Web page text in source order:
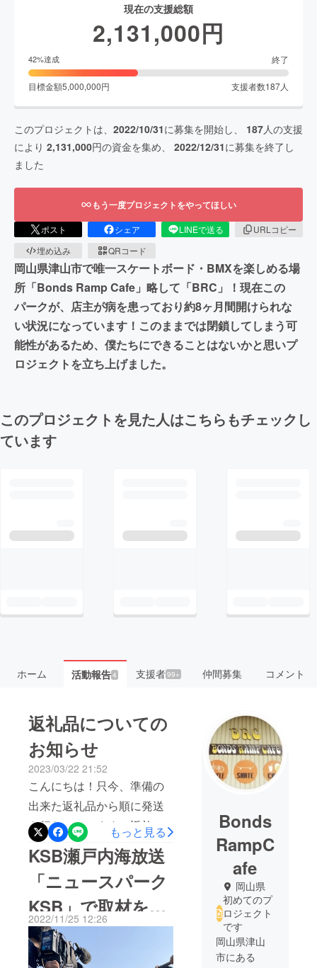
現在の支援総額
2,131,000円
42%達成 終了
目標金額5,000,000円 支援者数187人
このプロジェクトは、 2022/10/31に募集を開始し、 187人の支援
により 2,131,000円の資金を集め、 2022/12/31に募集を終了し
ました
もう一度プロジェクトをやってほしい
ポスト シェア LINEで送る
URLコピー
埋め込み
QRコード
岡山県津山市で唯一スケートボード・BMXを楽しめる場
所「Bonds Ramp Cafe」略して「BRC」！現在この
パークが、店主が病を患っており約8ヶ月間開けられな
い状況になっています！このままでは閉鎖してしまう可
能性があるため、僕たちにできることはないかと思いプ
ロジェクトを立ち上げました。
このプロジェクトを見た人はこちらもチェックし
ています
ホーム 活動報告4 支援者99+ 仲間募集 コメント
返礼品についての
お知らせ
2023/03/22 21:52
こんにちは！只今、準備の
出来た返礼品から順に発送
を行なっています。返礼品
について、少し追記してお
きますまず、パーク利用券
と商品券の有効期限を設け
たことについてです。クラ
ウドファンディング立ち上
げ当初は有効期限はいらな
いと思っていましたが、
もっと見る
KSB瀬戸内海放送
「ニュースパーク
KSB」で取材をし
ていただきテレビ
で放送されまし
2022/11/25 12:26
Bonds
RampC
afe
岡山県
初めてのプ
ロジェクト
です
岡山県津山
市にある